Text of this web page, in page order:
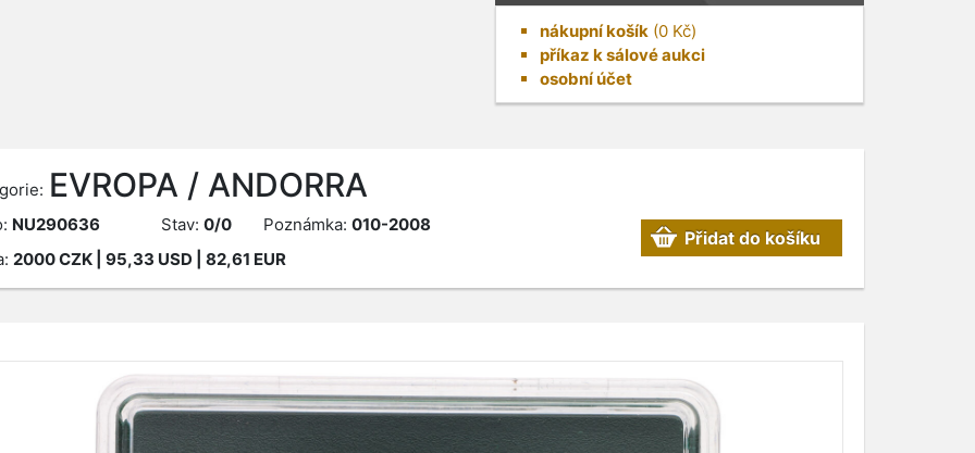
nákupní košík (0 Kč)
příkaz k sálové aukci
osobní účet
EVROPA / ANDORRA
Přidat do košíku
NU290636 Stav: 0/0 Poznámka: 010-2008
2000CZK| 95,33 USD | 82,61 EUR